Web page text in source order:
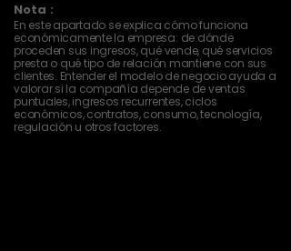
Nota :
En este apartado se explica cómo funciona
económicamente la empresa: de dónde
proceden sus ingresos, qué vende, qué servicios
presta o qué tipo de relación mantiene con sus
clientes. Entender el modelo de negocio ayuda a
valorar si la compañía depende de ventas
puntuales, ingresos recurrentes, ciclos
económicos, contratos, consumo, tecnología,
regulación u otros factores.